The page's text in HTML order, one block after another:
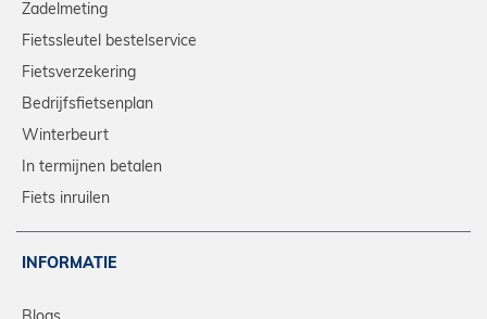
Zadelmeting
Fietssleutel bestelservice
Fietsverzekering
Bedrijfsfietsenplan
Winterbeurt
In termijnen betalen
Fiets inruilen
INFORMATIE